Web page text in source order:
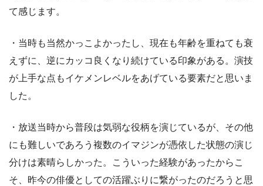
て感じます。
・当時も当然かっこよかったし、現在も年齢を重ねても衰
えずに、逆にカッコ良くなり続けている印象がある。演技
が上手な点もイケメンレベルをあげている要素だと思いま
した。
・放送当時から普段は気弱な役柄を演じているが、その他
にも難しいであろう複数のイマジンが憑依した状態の演じ
分けは素晴らしかった。こういった経験があったからこ
そ、昨今の俳優としての活躍ぶりに繋がったのだろうと思